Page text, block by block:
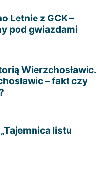
Letnie z GCK –
pod gwiazdami
Wierzchosławic.
– fakt czy
listu